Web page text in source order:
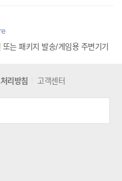
는 패키지 발송/게임용 주변기기
리방침 고객센터